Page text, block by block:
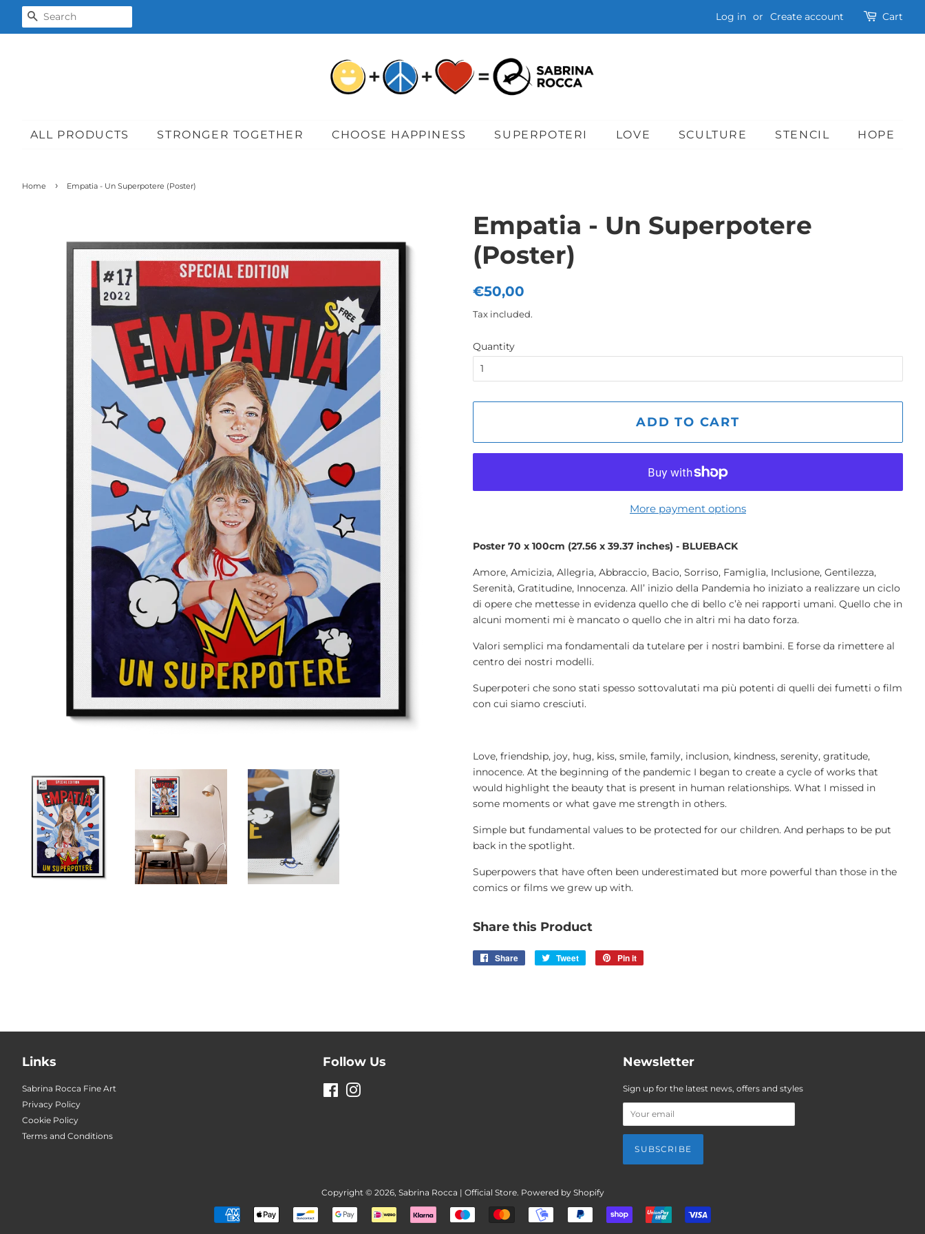
SEARCH Log in or Create account Cart
ALL PRODUCTS STRONGER TOGETHER CHOOSE HAPPINESS SUPERPOTERI LOVE SCULTURE STENCIL HOPE
Home › Empatia - Un Superpotere (Poster)
Empatia - Un Superpotere
(Poster)
Regular
€50,00
Tax included.
Quantity
ADD TO CART
More payment options
Poster 70 x 100cm (27.56 x 39.37 inches) - BLUEBACK
Amore, Amicizia, Allegria, Abbraccio, Bacio, Sorriso, Famiglia, Inclusione, Gentilezza,
Serenità, Gratitudine, Innocenza. All’ inizio della Pandemia ho iniziato a realizzare un ciclo
di opere che mettesse in evidenza quello che di bello c’è nei rapporti umani. Quello che in
alcuni momenti mi è mancato o quello che in altri mi ha dato forza.
Valori semplici ma fondamentali da tutelare per i nostri bambini. E forse da rimettere al
centro dei nostri modelli.
Superpoteri che sono stati spesso sottovalutati ma più potenti di quelli dei fumetti o film
con cui siamo cresciuti.
Love, friendship, joy, hug, kiss, smile, family, inclusion, kindness, serenity, gratitude,
innocence. At the beginning of the pandemic I began to create a cycle of works that
would highlight the beauty that is present in human relationships. What I missed in
some moments or what gave me strength in others.
Simple but fundamental values to be protected for our children. And perhaps to be put
back in the spotlight.
Superpowers that have often been underestimated but more powerful than those in the
comics or films we grew up with.
Share this Product
Share
Share
Tweet
Tweet
Pin it
Links
Sabrina Rocca Fine Art
Privacy Policy
Cookie Policy
Terms and Conditions
Follow Us
FacebookInstagram
Newsletter
Sign up for the latest news, offers and styles
Copyright © 2026, Sabrina Rocca | Official Store. Powered by Shopify
Payment